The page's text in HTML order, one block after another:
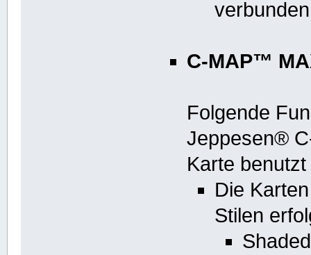
C-MAP™
Folgende
Jeppesen®
Karte
Die
Stilen